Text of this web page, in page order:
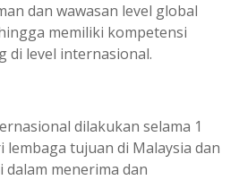
dan wawasan level global
memiliki kompetensi
di level internasional.
dilakukan selama 1
lembaga tujuan di Malaysia dan
menerima dan